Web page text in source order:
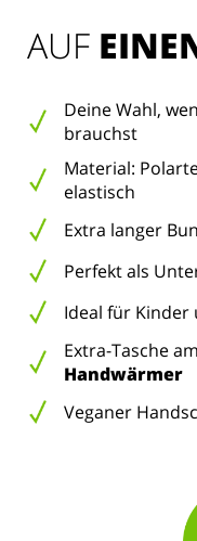
AUF
Deine Wahl,
brauchst
Material:
elastisch
Extra langer
Perfekt als
Ideal für Kinder
Extra-Tasche
Handwärmer
Veganer